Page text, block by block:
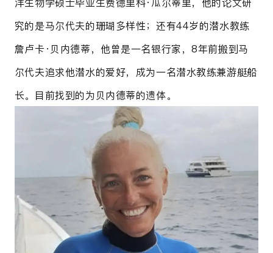
究的是马尔代夫的珊瑚多样性；还有44岁的潜水教练
詹卢卡·贝内德蒂，他曾是一名银行家，8年前搬到马
尔代夫追求他潜水的爱好，成为一名潜水教练兼游艇船
长。目前找到的为贝内德蒂的遗体。